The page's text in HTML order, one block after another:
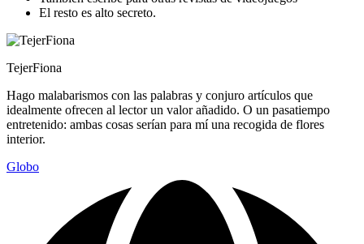
El resto es alto secreto.
TejerFiona
Hago malabarismos con las palabras y conjuro artículos que
idealmente ofrecen al lector un valor añadido. O un pasatiempo
entretenido: ambas cosas serían para mí una recogida de flores
interior.
Globo